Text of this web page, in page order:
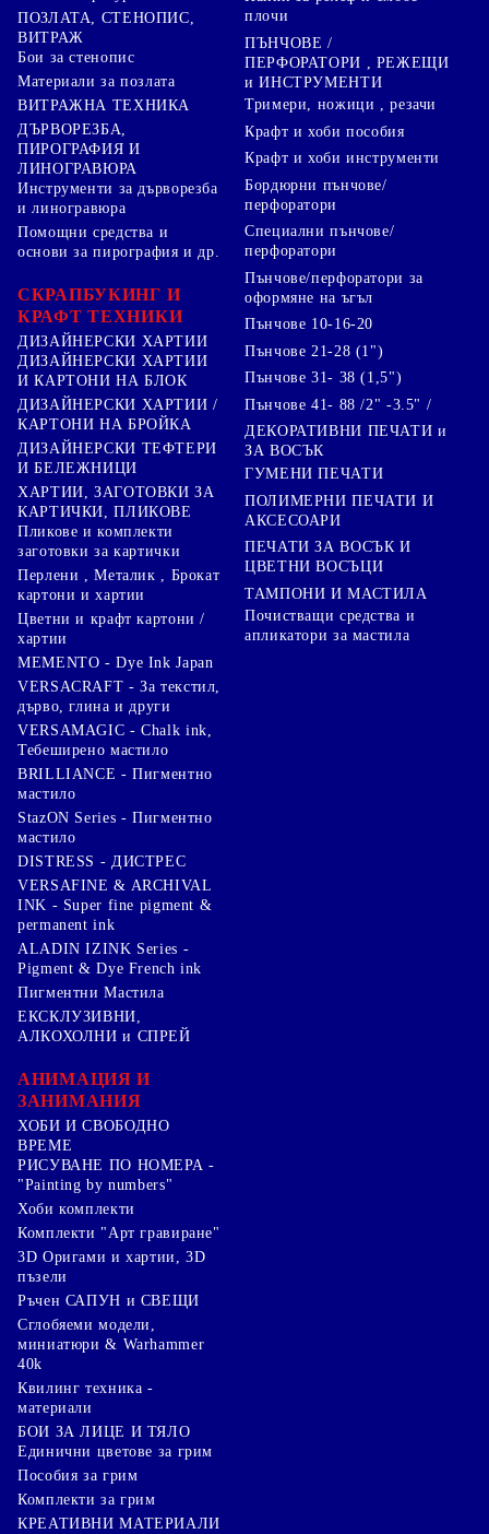
ПОЗЛАТА, СТЕНОПИС,
ВИТРАЖ
Бои за стенопис
Материали за позлата
ВИТРАЖНА ТЕХНИКА
ДЪРВОРЕЗБА,
ПИРОГРАФИЯ И
ЛИНОГРАВЮРА
Инструменти за дърворезба
и линогравюра
Помощни средства и
основи за пирография и др.
СКРАПБУКИНГ И
КРАФТ ТЕХНИКИ
ДИЗАЙНЕРСКИ ХАРТИИ
ДИЗАЙНЕРСКИ ХАРТИИ
И КАРТОНИ НА БЛОК
ДИЗАЙНЕРСКИ ХАРТИИ /
КАРТОНИ НА БРОЙКА
ДИЗАЙНЕРСКИ ТЕФТЕРИ
И БЕЛЕЖНИЦИ
ХАРТИИ, ЗАГОТОВКИ ЗА
КАРТИЧКИ, ПЛИКОВЕ
Пликове и комплекти
заготовки за картички
Перлени , Металик , Брокат
картони и хартии
Цветни и крафт картони /
хартии
плочи
ПЪНЧОВЕ /
ПЕРФОРАТОРИ , РЕЖЕЩИ
и ИНСТРУМЕНТИ
Тримери, ножици , резачи
Крафт и хоби пособия
Крафт и хоби инструменти
Бордюрни пънчове/
перфоратори
Специални пънчове/
перфоратори
Пънчове/перфоратори за
оформяне на ъгъл
Пънчове 10-16-20
Пънчове 21-28 (1")
Пънчове 31- 38 (1,5")
Пънчове 41- 88 /2" -3.5" /
ДЕКОРАТИВНИ ПЕЧАТИ и
ЗА ВОСЪК
ГУМЕНИ ПЕЧАТИ
ПОЛИМЕРНИ ПЕЧАТИ И
АКСЕСОАРИ
ПЕЧАТИ ЗА ВОСЪК И
ЦВЕТНИ ВОСЪЦИ
ТАМПОНИ И МАСТИЛА
Почистващи средства и
апликатори за мастила
MEMENTO - Dye Ink Japan
VERSACRAFT - За текстил,
дърво, глина и други
VERSAMAGIC - Chalk ink,
Тебеширено мастило
BRILLIANCE - Пигментно
мастило
StazON Series - Пигментно
мастило
DISTRESS - ДИСТРЕС
VERSAFINE & ARCHIVAL
INK - Super fine pigment &
permanent ink
ALADIN IZINK Series -
Pigment & Dye French ink
Пигментни Мастила
ЕКСКЛУЗИВНИ,
АЛКОХОЛНИ и СПРЕЙ
АНИМАЦИЯ И
ЗАНИМАНИЯ
ХОБИ И СВОБОДНО
ВРЕМЕ
РИСУВАНЕ ПО НОМЕРА -
"Painting by numbers"
Хоби комплекти
Комплекти "Арт гравиране"
3D Оригами и хартии, 3D
пъзели
Ръчен САПУН и СВЕЩИ
Сглобяеми модели,
миниатюри & Warhammer
40k
Квилинг техника -
материали
БОИ ЗА ЛИЦЕ И ТЯЛО
Единични цветове за грим
Пособия за грим
Комплекти за грим
КРЕАТИВНИ МАТЕРИАЛИ